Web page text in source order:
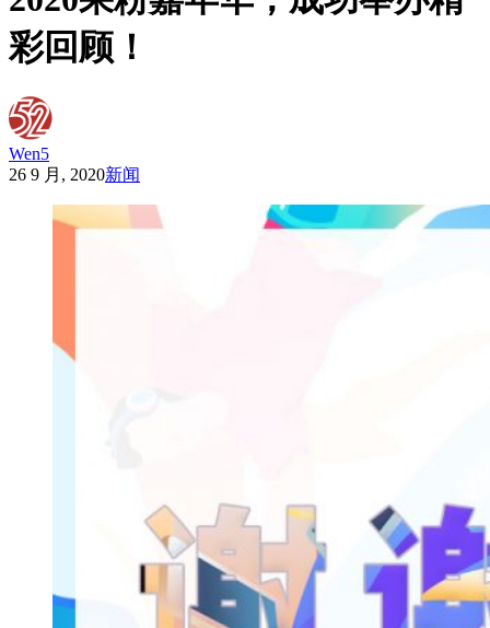
彩回顾！
Wen5
26 9 月, 2020新闻